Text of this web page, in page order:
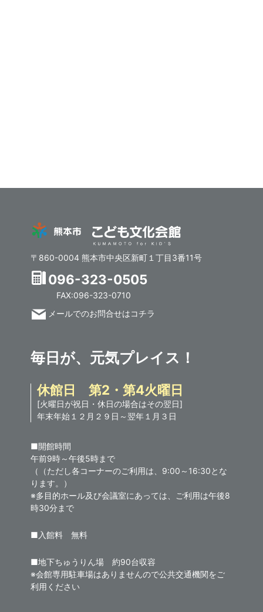
〒860-0004 熊本市中央区新町１丁目3番11号
096-323-0505
FAX:096-323-0710
メールでのお問合せはコチラ
毎日が、元気プレイス！
休館日 第2・第4火曜日
[火曜日が祝日・休日の場合はその翌日]
年末年始１２月２９日～翌年１月３日
■開館時間
午前9時～午後5時まで
（（ただし各コーナーのご利用は、9:00～16:30とな
ります。）
※多目的ホール及び会議室にあっては、ご利用は午後8
時30分まで
■入館料 無料
■地下ちゅうりん場 約90台収容
※会館専用駐車場はありませんので公共交通機関をご
利用ください